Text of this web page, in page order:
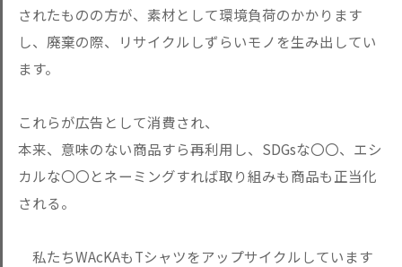
されたものの方が、素材として環境負荷のかかります
し、廃棄の際、リサイクルしずらいモノを生み出してい
ます。
これらが広告として消費され、
本来、意味のない商品すら再利用し、SDGsな〇〇、エシ
カルな〇〇とネーミングすれば取り組みも商品も正当化
される。
私たちWAcKAもTシャツをアップサイクルしています